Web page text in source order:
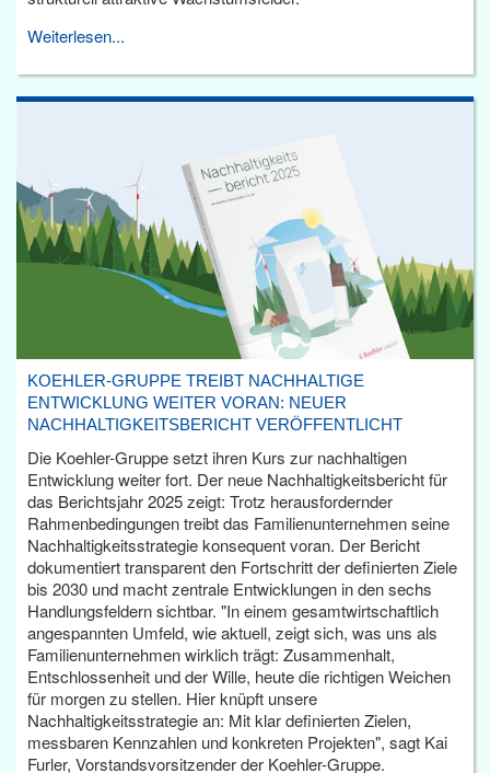
Weiterlesen...
KOEHLER-GRUPPE TREIBT NACHHALTIGE
ENTWICKLUNG WEITER VORAN: NEUER
NACHHALTIGKEITSBERICHT VERÖFFENTLICHT
Die Koehler-Gruppe setzt ihren Kurs zur nachhaltigen
Entwicklung weiter fort. Der neue Nachhaltigkeitsbericht für
das Berichtsjahr 2025 zeigt: Trotz herausfordernder
Rahmenbedingungen treibt das Familienunternehmen seine
Nachhaltigkeitsstrategie konsequent voran. Der Bericht
dokumentiert transparent den Fortschritt der definierten Ziele
bis 2030 und macht zentrale Entwicklungen in den sechs
Handlungsfeldern sichtbar. "In einem gesamtwirtschaftlich
angespannten Umfeld, wie aktuell, zeigt sich, was uns als
Familienunternehmen wirklich trägt: Zusammenhalt,
Entschlossenheit und der Wille, heute die richtigen Weichen
für morgen zu stellen. Hier knüpft unsere
Nachhaltigkeitsstrategie an: Mit klar definierten Zielen,
messbaren Kennzahlen und konkreten Projekten", sagt Kai
Furler, Vorstandsvorsitzender der Koehler-Gruppe.